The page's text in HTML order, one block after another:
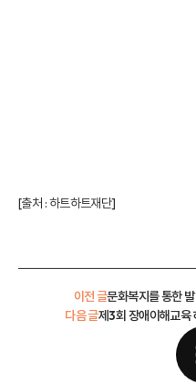
[출처 :하트하트재단]
이전 글문화복지를 통한
제3회 장애이해교육
다음 글